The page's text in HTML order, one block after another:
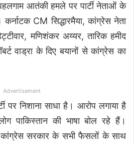
आतंकी हमले पर पार्टी नेताओं के
कर्नाटक CM सिद्धारमैया, कांग्रेस नेता
मणिशंकर अय्यर, तारिक हमीद
वाड्रा के दिए बयानों से कांग्रेस का
Advertisement
पर निशाना साधा है। आरोप लगाया है
पाकिस्तान की भाषा बोल रहे हैं।
सरकार के सभी फैसलों के साथ